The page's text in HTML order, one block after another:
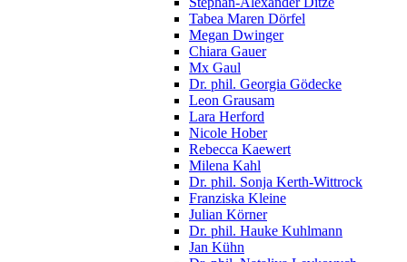
Tabea Maren Dörfel
Megan Dwinger
Chiara Gauer
Mx Gaul
Dr. phil. Georgia Gödecke
Leon Grausam
Lara Herford
Nicole Hober
Rebecca Kaewert
Milena Kahl
Dr. phil. Sonja Kerth-Wittrock
Franziska Kleine
Julian Körner
Dr. phil. Hauke Kuhlmann
Jan Kühn